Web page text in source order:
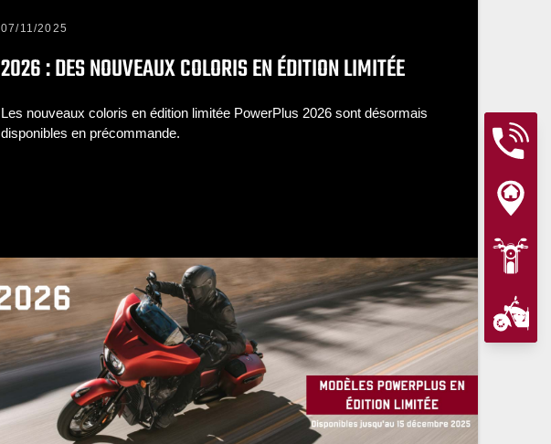
07/11/2025
2026 : DES NOUVEAUX COLORIS EN ÉDITION LIMITÉE
Les nouveaux coloris en édition limitée PowerPlus 2026 sont désormais
disponibles en précommande.